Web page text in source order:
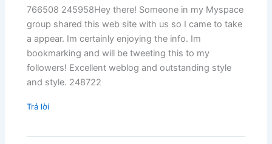
766508 245958Hey there! Someone in my Myspace
group shared this web site with us so I came to take
a appear. Im certainly enjoying the info. Im
bookmarking and will be tweeting this to my
followers! Excellent weblog and outstanding style
and style. 248722
Trả lời